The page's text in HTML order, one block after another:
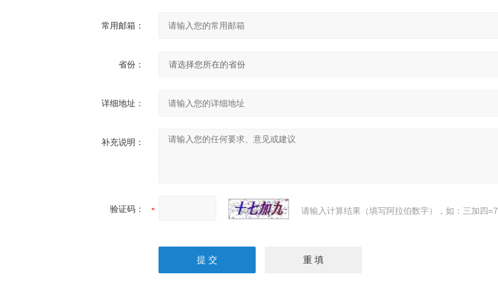
常用邮箱：
省份：
详细地址：
补充说明：
验证码： 请输入计算结果（填写阿拉伯数字），如：三加四=7